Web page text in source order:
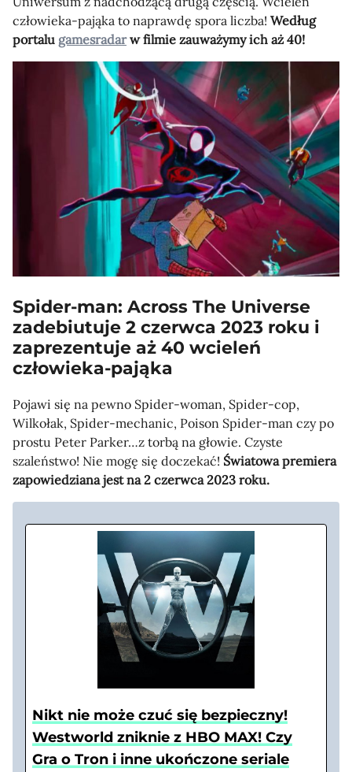
człowieka-pająka to naprawdę spora liczba! Według
portalu gamesradarw filmie zauważymy ich aż 40!
Spider-man: Across The Universe
zadebiutuje 2 czerwca 2023 roku i
zaprezentuje aż 40 wcieleń
człowieka-pająka
Pojawi się na pewno Spider-woman, Spider-cop,
Wilkołak, Spider-mechanic, Poison Spider-man czy po
prostu Peter Parker…z torbą na głowie. Czyste
szaleństwo! Nie mogę się doczekać! Światowa premiera
zapowiedziana jest na 2 czerwca 2023 roku.
Nikt nie może czuć się bezpieczny!
Westworld zniknie z HBO MAX! Czy
Gra o Tron i inne ukończone seriale